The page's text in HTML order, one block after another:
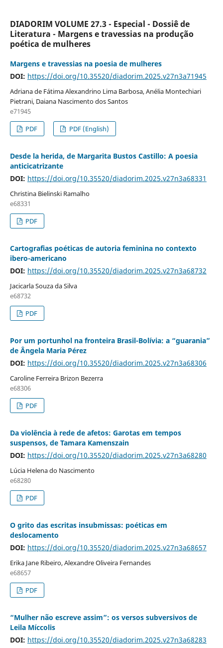
DIADORIM VOLUME 27.3 - Especial - Dossiê de
Literatura - Margens e travessias na produção
poética de mulheres
Margens e travessias na poesia de mulheres
DOI: https://doi.org/10.35520/diadorim.2025.v27n3a71945
Adriana de Fátima Alexandrino Lima Barbosa, Anélia Montechiari
Pietrani, Daiana Nascimento dos Santos
e71945
PDF
PDF (English)
Desde la herida, de Margarita Bustos Castillo: A poesia
anticicatrizante
DOI: https://doi.org/10.35520/diadorim.2025.v27n3a68331
Christina Bielinski Ramalho
e68331
PDF
Cartografias poéticas de autoria feminina no contexto
ibero-americano
DOI: https://doi.org/10.35520/diadorim.2025.v27n3a68732
Jacicarla Souza da Silva
e68732
PDF
Por um portunhol na fronteira Brasil-Bolívia: a “guarania”
de Ângela Maria Pérez
DOI: https://doi.org/10.35520/diadorim.2025.v27n3a68306
Caroline Ferreira Brizon Bezerra
e68306
PDF
Da violência à rede de afetos: Garotas em tempos
suspensos, de Tamara Kamenszain
DOI: https://doi.org/10.35520/diadorim.2025.v27n3a68280
Lúcia Helena do Nascimento
e68280
PDF
O grito das escritas insubmissas: poéticas em
deslocamento
DOI: https://doi.org/10.35520/diadorim.2025.v27n3a68657
Erika Jane Ribeiro, Alexandre Oliveira Fernandes
e68657
PDF
“Mulher não escreve assim”: os versos subversivos de
Leila Míccolis
DOI: https://doi.org/10.35520/diadorim.2025.v27n3a68283